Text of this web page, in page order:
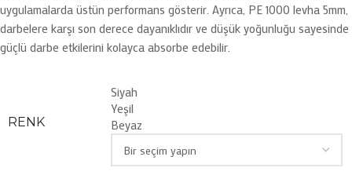
uygulamalarda üstün performans gösterir. Ayrıca, PE 1000 levha 5mm,
darbelere karşı son derece dayanıklıdır ve düşük yoğunluğu sayesinde
güçlü darbe etkilerini kolayca absorbe edebilir.
RENK
Siyah
Yeşil
Beyaz